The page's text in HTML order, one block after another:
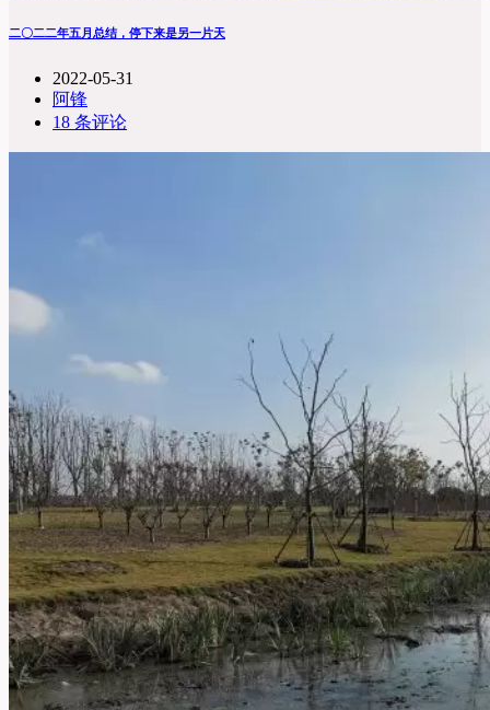
二〇二二年五月总结，停下来是另一片天
2022-05-31
阿锋
18 条评论